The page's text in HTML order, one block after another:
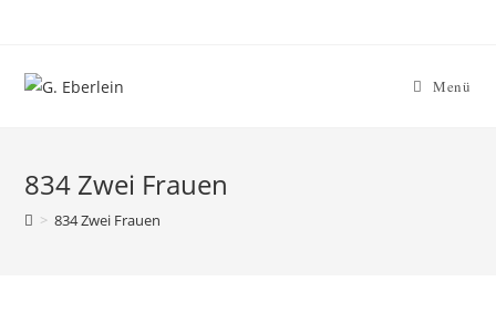
Menü
834 Zwei Frauen
> 834 Zwei Frauen